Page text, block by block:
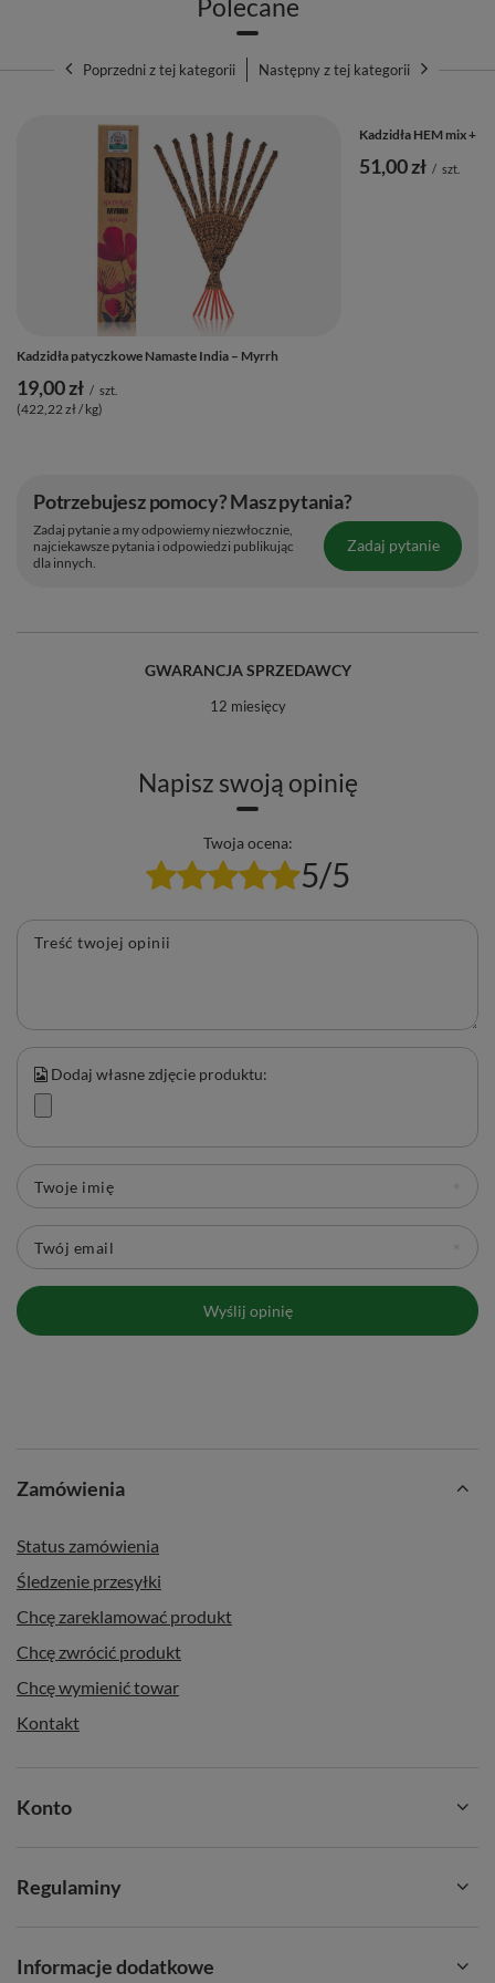
Dodatkowe informacje:
Wyprodukowano w:Indiach
Wymiary opakowania: 23 × 4,5 × 2 cm
Sposób wykonania:
ręcznie zwijane kadzidła z naturalnych
Polecane
Poprzedni z tej kategorii Następny z tej kategorii
Kadzidła patyczkowe Namaste India – Myrrh
19,00 zł / szt.
(422,22 zł / kg)
Kadzidła HEM mix +
51,00 zł / szt.
Potrzebujesz pomocy? Masz pytania?
Zadaj pytanie a my odpowiemy niezwłocznie,
najciekawsze pytania i odpowiedzi publikując
dla innych.
Zadaj pytanie
GWARANCJA SPRZEDAWCY
12 miesięcy
Napisz swoją opinię
Twoja ocena:
5/5
Treść twojej opinii
Dodaj własne zdjęcie produktu:
Twoje imię
Twój email
Wyślij opinię
Zamówienia
Status zamówienia
Śledzenie przesyłki
Chcę zareklamować produkt
Chcę zwrócić produkt
Chcę wymienić towar
Kontakt
Konto
Regulaminy
Informacje dodatkowe